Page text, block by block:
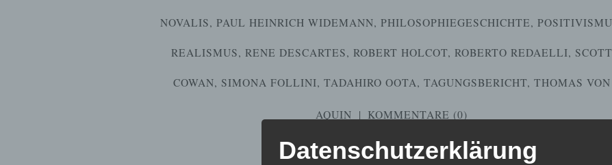
NOVALIS, PAUL HEINRICH WIDEMANN, PHILOSOPHIEGESCHICHTE,
REALISMUS, RENE DESCARTES, ROBERT HOLCOT, ROBERTO REDAELLI, SCOTT
COWAN, SIMONA FOLLINI, TADAHIRO OOTA, TAGUNGSBERICHT, THOMAS VON
AQUIN | KOMMENTARE (0)
Datenschutzerklärung